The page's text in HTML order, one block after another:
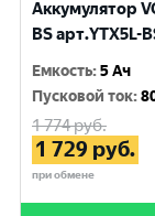
Аккумулятор
BS арт.YTX5L-
Емкость:5 Ач
Пусковой ток:
1 774руб.
1 729 руб.
при обмене